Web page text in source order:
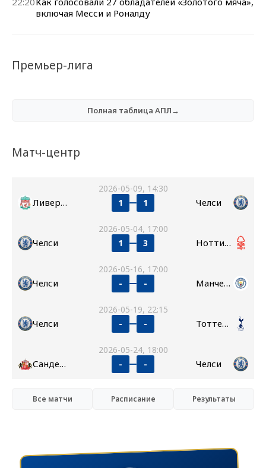
включая Месси и Роналду
Премьер-лига
Полная таблица АПЛ→
Матч-центр
2026-05-09, 14:30
Ливерпуль 1 1 Челси
2026-05-04, 17:00
Челси 1 3 Ноттингем Форест
2026-05-16, 17:00
Челси - - Манчестер Сити
2026-05-19, 22:15
Челси - - Тоттенхэм
2026-05-24, 18:00
Сандерленд - - Челси
Все матчи Расписание Результаты